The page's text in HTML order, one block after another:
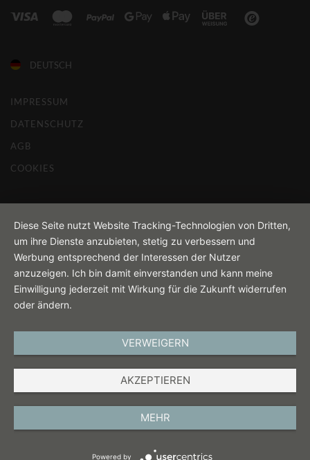
DEUTSCH
IMPRESSUM
DATENSCHUTZ
AGB
COOKIES
Diese Seite nutzt Website Tracking-Technologien von Dritten,
um ihre Dienste anzubieten, stetig zu verbessern und
Werbung entsprechend der Interessen der Nutzer
anzuzeigen. Ich bin damit einverstanden und kann meine
Einwilligung jederzeit mit Wirkung für die Zukunft widerrufen
oder ändern.
VERWEIGERN
AKZEPTIEREN
MEHR
Powered by